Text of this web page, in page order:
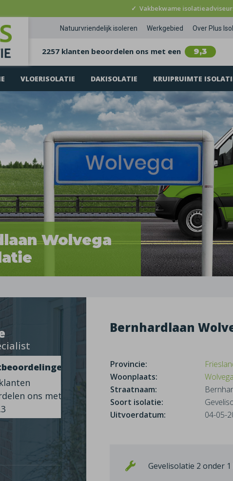
✓ Vakbekwame
Natuurvriendelijk isoleren Werkgebied Over Plus
2257 klanten beoordelen ons met een 9,3
VLOERISOLATIE DAKISOLATIE KRUIPRUIMTE
Wolvega
ons met
Bernhardlaan
Provincie:
Woonplaats:
Wolvega
Straatnaam:
Soort isolatie:
Uitvoerdatum:
04-05-
Gevelisolatie 2 onder